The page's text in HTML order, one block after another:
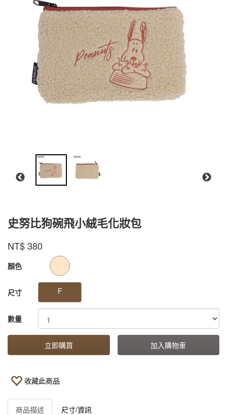
史努比狗碗飛小絨毛化妝包
款式號碼 PZCCC076
PZCCC076
品牌 Peanuts
NT$380
GOODS000000000000001100054
顏色
尺寸 F
數量
立即購買 加入購物車
收藏此商品
商品描述 尺寸/資訊